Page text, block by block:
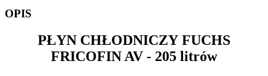
OPIS
PŁYN CHŁODNICZY FUCHS
FRICOFIN AV - 205 litrów